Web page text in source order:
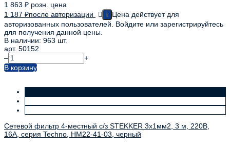
1 863 ₽ розн. цена
1 187 ₽после авторизации i
Цена действует для
авторизованных пользователей. Войдите или зарегистрируйтесь
для получения данной цены.
В наличии: 963 шт.
арт. 50152
–
+
В корзину
Сетевой фильтр 4-местный с/з STEKKER 3x1мм2, 3 м, 220В,
16А, серия Techno, HM22-41-03, черный